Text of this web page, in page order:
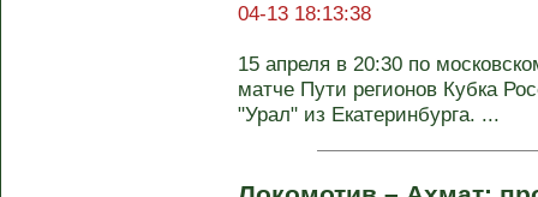
04-13 18:13:38
15 апреля в 20:30 по
матче Пути регионов Кубка
"Урал" из Екатеринбурга. ...